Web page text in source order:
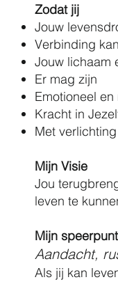
Zodat jij
Jouw
Verbinding
Jouw lichaam
Er mag zijn
Emotioneel
Kracht in
Met
Mijn Visie
Jou
leven te
Mijn
Aandacht,
Als jij kan